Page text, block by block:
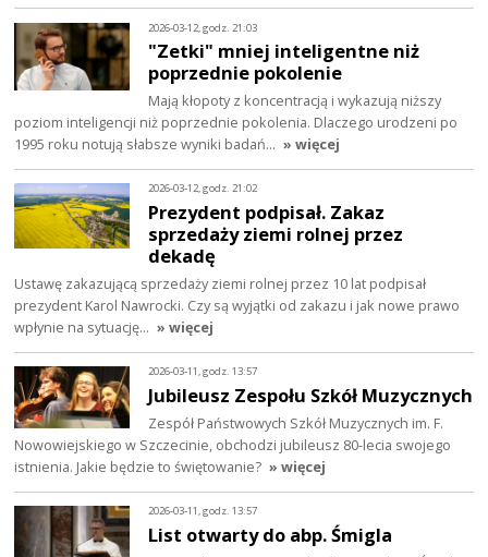
2026-03-12, godz. 21:03
"Zetki" mniej inteligentne niż
poprzednie pokolenie
Mają kłopoty z koncentracją i wykazują niższy
poziom inteligencji niż poprzednie pokolenia. Dlaczego urodzeni po
1995 roku notują słabsze wyniki badań… » więcej
2026-03-12, godz. 21:02
Prezydent podpisał. Zakaz
sprzedaży ziemi rolnej przez
dekadę
Ustawę zakazującą sprzedaży ziemi rolnej przez 10 lat podpisał
prezydent Karol Nawrocki. Czy są wyjątki od zakazu i jak nowe prawo
wpłynie na sytuację… » więcej
2026-03-11, godz. 13:57
Jubileusz Zespołu Szkół Muzycznych
Zespół Państwowych Szkół Muzycznych im. F.
Nowowiejskiego w Szczecinie, obchodzi jubileusz 80-lecia swojego
istnienia. Jakie będzie to świętowanie? » więcej
2026-03-11, godz. 13:57
List otwarty do abp. Śmigla